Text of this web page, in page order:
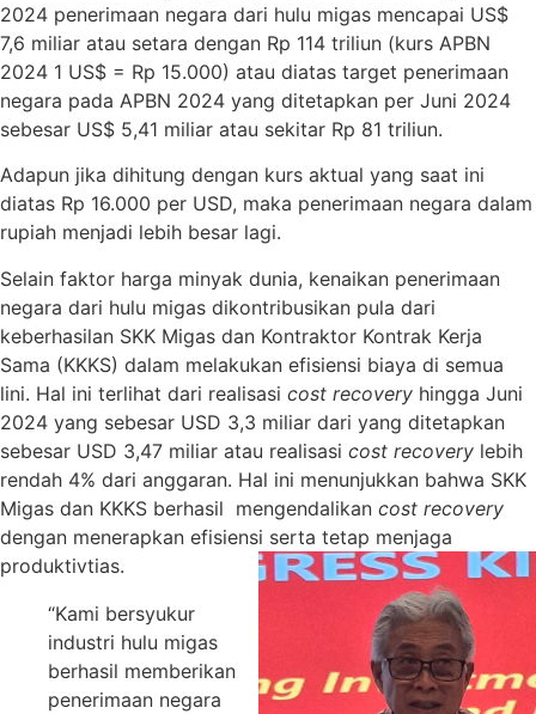
2024 penerimaan negara dari hulu migas mencapai US$
7,6 miliar atau setara dengan Rp 114 triliun (kurs APBN
2024 1 US$ = Rp 15.000) atau diatas target penerimaan
negara pada APBN 2024 yang ditetapkan per Juni 2024
sebesar US$ 5,41 miliar atau sekitar Rp 81 triliun.
Adapun jika dihitung dengan kurs aktual yang saat ini
diatas Rp 16.000 per USD, maka penerimaan negara dalam
rupiah menjadi lebih besar lagi.
Selain faktor harga minyak dunia, kenaikan penerimaan
negara dari hulu migas dikontribusikan pula dari
keberhasilan SKK Migas dan Kontraktor Kontrak Kerja
Sama (KKKS) dalam melakukan efisiensi biaya di semua
lini. Hal ini terlihat dari realisasi cost recovery hingga Juni
2024 yang sebesar USD 3,3 miliar dari yang ditetapkan
sebesar USD 3,47 miliar atau realisasi cost recovery lebih
rendah 4% dari anggaran. Hal ini menunjukkan bahwa SKK
Migas dan KKKS berhasil mengendalikan cost recovery
dengan menerapkan efisiensi serta tetap menjaga
produktivtias.
“Kami bersyukur
industri hulu migas
berhasil memberikan
penerimaan negara